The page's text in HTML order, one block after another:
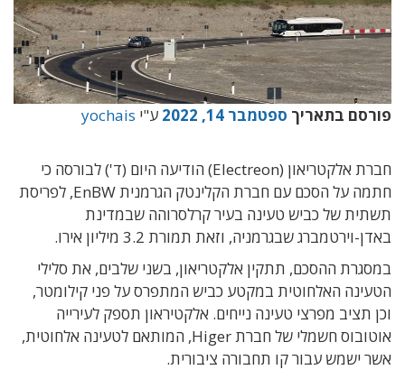
פורסם בתאריך ספטמבר 14, 2022 ע"י yochais
חברת אלקטריאון (Electreon) הודיעה היום (ד') לבורסה כי
חתמה על הסכם עם חברת הקלינטק הגרמנית EnBW, לפריסת
תשתית של כביש טעינה בעיר קרלסרוהה שבמדינת
באדן-וירטמברג שבגרמניה, וזאת תמורת 3.2 מיליון אירו.
במסגרת ההסכם, תתקין אלקטריאון, בשני שלבים, את סלילי
הטעינה האלחוטית במקטע כביש המתפרס על פני קילומטר,
וכן תציב מפרצי טעינה נייחים. אלקטיראון תספק לעירייה
אוטובוס חשמלי של חברת Higer,
המותאם לטעינה אלחוטית,
אשר ישמש עבור קו תחבורה ציבורית.